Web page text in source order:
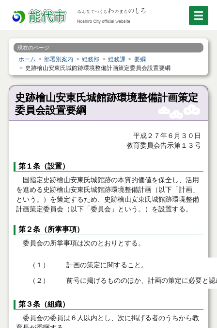
現在のページ
ホーム 部署別案内 総務部 総務課
要綱
史跡檜山安東氏城館跡環境整備計画策定委員会設置要綱
史跡檜山安東氏城館跡環境整備計画策定
委員会設置要綱
平成２７年６月３０日
教育委員会告示第１３号
第１条（設置）
国指定史跡檜山安東氏城館跡の本質的価値を保全し、活用
を進める史跡檜山安東氏城館跡環境整備計画（以下「計画」
という。）を策定するため、史跡檜山安東氏城館跡環境整備
計画策定委員会（以下「委員会」という。）を設置する。
第２条（所掌事項）
委員会の所掌事項は次のとおりとする。
（１） 計画の策定に関すること。
（２） 前号に掲げるもののほか、計画の策定に必要と
第３条（組織）
委員会の委員は６人以内とし、次に掲げる者のうちから教